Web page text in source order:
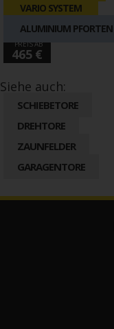
731 €
562 €
VARIO SYSTEM
PREIS AB
465 €
ALUMINIUM PFORTEN
Siehe auch:
SCHIEBETORE
DREHTORE
ZAUNFELDER
GARAGENTORE